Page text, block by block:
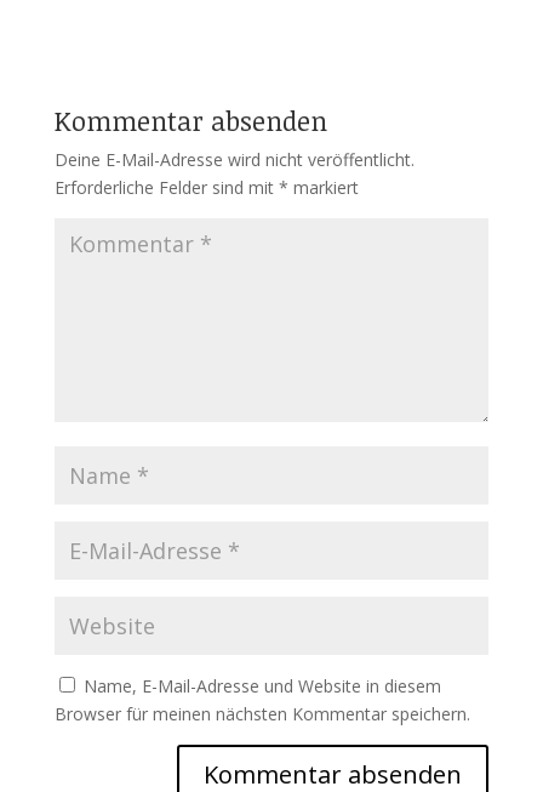
Kommentar absenden
Deine E-Mail-Adresse wird nicht veröffentlicht.
Erforderliche Felder sind mit * markiert
Name, E-Mail-Adresse und Website in diesem
Browser für meinen nächsten Kommentar speichern.